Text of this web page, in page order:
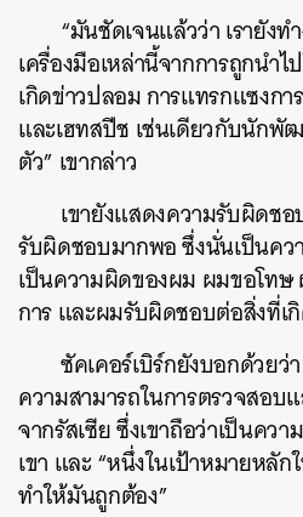
“มันชัดเจนแล้วว่า เรายัง
เครื่องมือเหล่านี้จากการถูกนำ
เกิดข่าวปลอม การแทรกแซงกา
และเฮทสปีช เช่นเดียวกับนักพั
ตัว” เขากล่าว
เขายังแสดงความรับผิดชอ
รับผิดชอบมากพอ ซึ่งนั่นเป็นค
เป็นความผิดของผม ผมขอโทษ
การ และผมรับผิดชอบต่อสิ่งที่เ
ซัคเคอร์เบิร์กยังบอกด้วยว่
ความสามารถในการตรวจสอ
จากรัสเซีย ซึ่งเขาถือว่าเป็นคว
เขา และ “หนึ่งในเป้าหมายหลั
ทำให้มันถูกต้อง”